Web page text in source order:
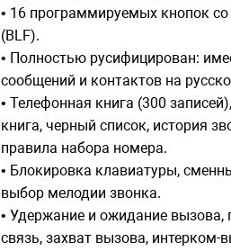
• 16 программируемых кнопок
(BLF).
• Полностью русифицирован:
сообщений и контактов на
• Телефонная книга (300
книга, черный список, история
правила набора номера.
• Блокировка клавиатуры,
выбор мелодии звонка.
• Удержание и ожидание вызова,
связь, захват вызова,